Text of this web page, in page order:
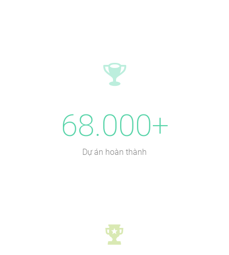
68.000+
Dự án hoàn thành